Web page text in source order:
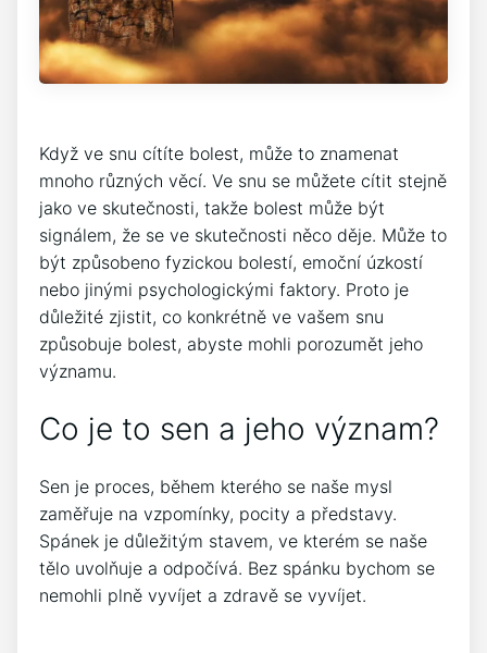
Když ve snu cítíte bolest, může to znamenat
mnoho různých věcí. Ve snu se můžete cítit stejně
jako ve skutečnosti, takže bolest může být
signálem, že se ve skutečnosti něco děje. Může to
být způsobeno fyzickou bolestí, emoční úzkostí
nebo jinými psychologickými faktory. Proto je
důležité zjistit, co konkrétně ve vašem snu
způsobuje bolest, abyste mohli porozumět jeho
významu.
Co je to sen a jeho význam?
Sen je proces, během kterého se naše mysl
zaměřuje na vzpomínky, pocity a představy.
Spánek je důležitým stavem, ve kterém se naše
tělo uvolňuje a odpočívá. Bez spánku bychom se
nemohli plně vyvíjet a zdravě se vyvíjet.